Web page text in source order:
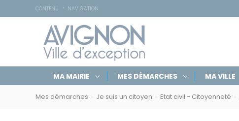
Accessibilité
CONTENU NAVIGATION
Rechercher
sur
avignon.fr
Masquer
formulaire
de
recherche
Navigation
par
rubriques
MA MAIRIE MES DÉMARCHES MA VILLE
par
Mes démarches Je suis un citoyen Etat civil - Citoyenneté